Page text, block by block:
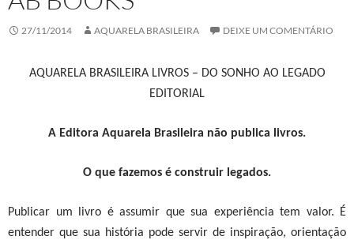
27/11/2014 AQUARELA BRASILEIRA DEIXE UM COMENTÁRIO
AQUARELA BRASILEIRA LIVROS – DO SONHO AO LEGADO
EDITORIAL
A Editora Aquarela Brasileira não publica livros.
O que fazemos é construir legados.
Publicar um livro é assumir que sua experiência tem valor. É
entender que sua história pode servir de inspiração, orientação